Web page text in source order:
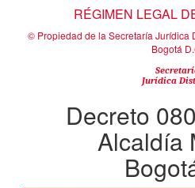
RÉGIMEN LEGAL
© Propiedad de la Secretaría Jurídica
Bogotá
Jurídica
Decreto
Alcaldía